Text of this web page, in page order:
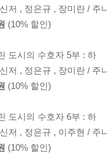
저 , 정은규 , 장미란 / 주
(10% 할인)
도시의 수호자 5부 : 하
저 , 정은규 , 장미란 / 주
(10% 할인)
도시의 수호자 6부 : 하
저 , 정은규 , 이주현 / 주
(10% 할인)